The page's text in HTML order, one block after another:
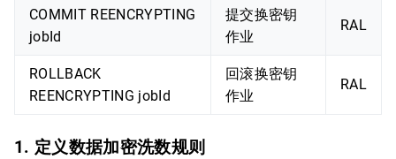
COMMIT REENCRYPTING
jobId
提交换密钥
作业
RAL
ROLLBACK
REENCRYPTING jobId
回滚换密钥
作业
RAL
1. 定义数据加密洗数规则